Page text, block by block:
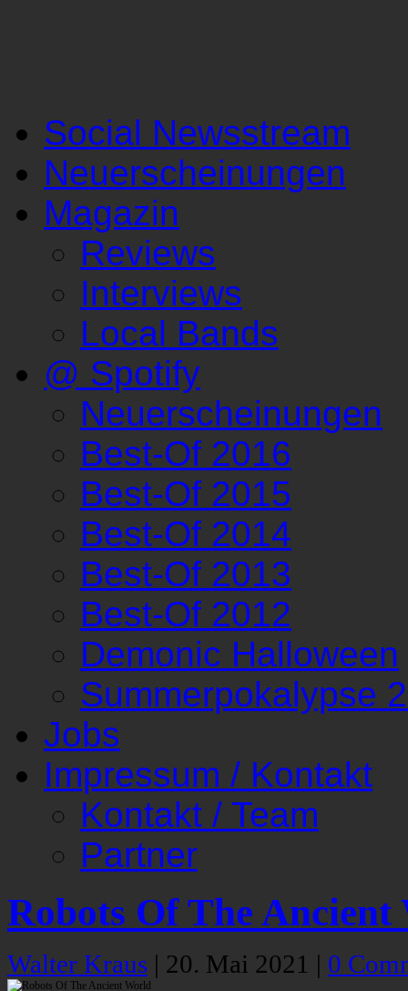
Social Newsstream
Neuerscheinungen
Magazin
Reviews
Interviews
Local Bands
@ Spotify
Neuerscheinungen
Best-Of 2016
Best-Of 2015
Best-Of 2014
Best-Of 2013
Best-Of 2012
Demonic Halloween
Summerpokalypse
Jobs
Impressum / Kontakt
Kontakt / Team
Partner
Robots Of The
Walter Kraus | 20. Mai 2021 | 0